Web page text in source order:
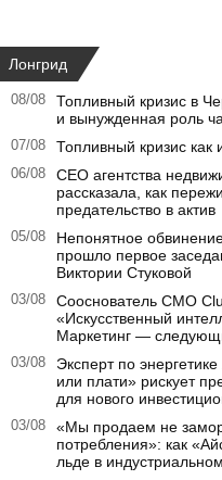
Лонгрид
08/08
Топливный кризис в
и вынужденная роль
07/08 Топливный кризис
06/08
CEO агентства
рассказала, как
предательство в актив
05/08
Непонятное
прошло первое
Виктории Стуковой
03/08
Сооснователь CMO
«Искусственный
Маркетинг —
03/08
Эксперт по
или плати» рискует
для нового
03/08
«Мы продаем не
потребления»: как
льде в